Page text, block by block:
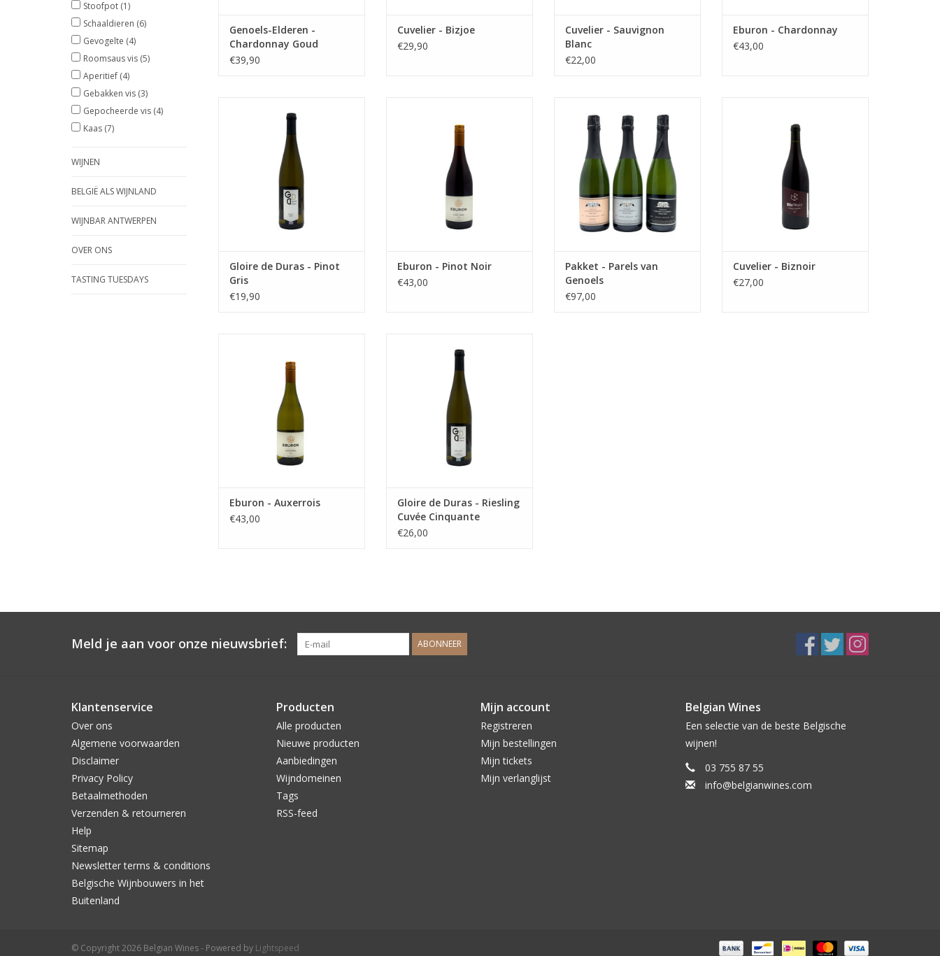
Stoofpot (1)
Schaaldieren (6)
Gevogelte (4)
Roomsaus vis (5)
Aperitief (4)
Gebakken vis (3)
Gepocheerde vis (4)
Kaas (7)
WIJNEN
BELGIË ALS WIJNLAND
WIJNBAR ANTWERPEN
OVER ONS
TASTING TUESDAYS
Genoels-Elderen -
Chardonnay Goud
€39,90
Cuvelier - Bizjoe
€29,90
Cuvelier - Sauvignon
Blanc
€22,00
Eburon - Chardonnay
€43,00
Pinot Gris uit Haspengouw.
TOEVOEGEN AAN WINKELWAGEN
Gloire de Duras - Pinot
Gris
€19,90
TOEVOEGEN AAN WINKELWAGEN
Eburon - Pinot Noir
€43,00
Genoels-Elderen
TOEVOEGEN AAN WINKELWAGEN
Pakket - Parels van
Genoels
€97,00
TOEVOEGEN AAN WINKELWAGEN
Cuvelier - Biznoir
€27,00
nieuwe eiken vaten uit de
Bourgogne.
TOEVOEGEN AAN WINKELWAGEN
Eburon - Auxerrois
€43,00
restzoet mooi in balans is met de
knisperende zuren!
TOEVOEGEN AAN WINKELWAGEN
Gloire de Duras - Riesling
Cuvée Cinquante
€26,00
Meld je aan voor onze nieuwsbrief: ABONNEER
Klantenservice
Over ons
Algemene voorwaarden
Disclaimer
Privacy Policy
Betaalmethoden
Verzenden & retourneren
Help
Sitemap
Newsletter terms & conditions
Belgische Wijnbouwers in het
Buitenland
Producten
Alle producten
Nieuwe producten
Aanbiedingen
Wijndomeinen
Tags
RSS-feed
Mijn account
Registreren
Mijn bestellingen
Mijn tickets
Mijn verlanglijst
Belgian Wines
Een selectie van de beste Belgische
wijnen!
03 755 87 55
info@belgianwines.com
© Copyright 2026 Belgian Wines - Powered by Lightspeed